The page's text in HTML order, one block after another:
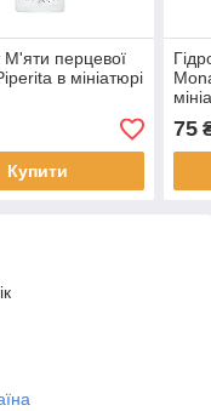
М'яти перцевої
в мініатюрі
Купити
75